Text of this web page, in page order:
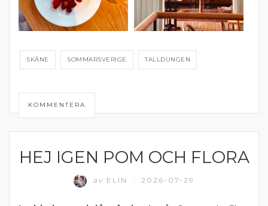
SKÅNE SOMMARSVERIGE TALLDUNGEN
KOMMENTERA
OSORTERAT
HEJ IGEN POM OCH FLORA
av ELIN 2026-07-29